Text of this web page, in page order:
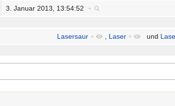
3. Januar 2013, 13:54:52 +
Lasersaur + , Laser + und